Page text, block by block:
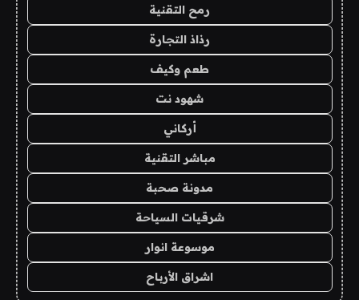
رمح التقنية
رذاذ التجارة
طعم وكيف
شهود نت
أركاني
مباشر التقنية
مدونة صحبة
شرقيات السياحة
موسوعة انوار
اشراق الأرباح